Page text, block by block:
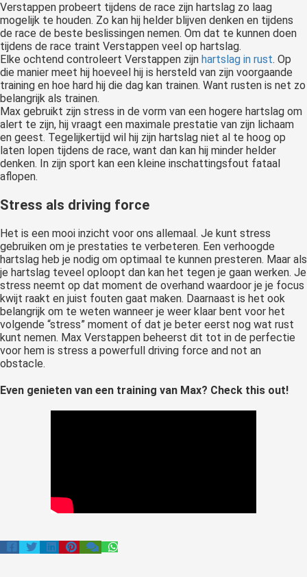
Verstappen probeert tijdens de race zijn hartslag zo laag
mogelijk te houden. Zo kan hij helder blijven denken en tijdens
de race de beste beslissingen nemen. Om dat te kunnen doen
tijdens de race traint Verstappen veel op hartslag.
Elke ochtend controleert Verstappen zijn hartslag in rust. Op
die manier meet hij hoeveel hij is hersteld van zijn voorgaande
training en hoe hard hij die dag kan trainen. Want rusten is net zo
belangrijk als trainen.
Max gebruikt zijn stress in de vorm van een hogere hartslag om
alert te zijn, hij vraagt een maximale prestatie van zijn lichaam
en geest. Tegelijkertijd wil hij zijn hartslag niet al te hoog op
laten lopen tijdens de race, want dan kan hij minder helder
denken. In zijn sport kan een kleine inschattingsfout fataal
aflopen.
Stress als driving force
Het is een mooi inzicht voor ons allemaal. Je kunt stress
gebruiken om je prestaties te verbeteren. Een verhoogde
hartslag heb je nodig om optimaal te kunnen presteren. Maar als
je hartslag teveel oploopt dan kan het tegen je gaan werken. Je
stress neemt op dat moment de overhand waardoor je je focus
kwijt raakt en juist fouten gaat maken. Daarnaast is het ook
belangrijk om te weten wanneer je weer klaar bent voor het
volgende “stress” moment of dat je beter eerst nog wat rust
kunt nemen. Max Verstappen beheerst dit tot in de perfectie
voor hem is stress a powerfull driving force and not an
obstacle.
Even genieten van een training van Max? Check this out!